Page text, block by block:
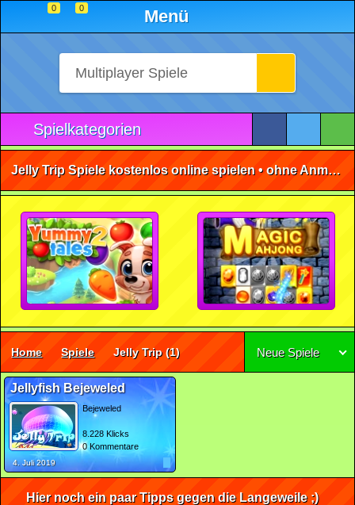
0 0 Menü
Spielkategorien
Jelly Trip Spiele kostenlos online spielen • ohne Anmeldung 🕹️
Home Spiele Jelly Trip (1) Neue Spiele
Jellyfish Bejeweled
Bejeweled
8.228 Klicks
0 Kommentare
4. Juli 2019
Hier noch ein paar Tipps gegen die Langeweile ;)